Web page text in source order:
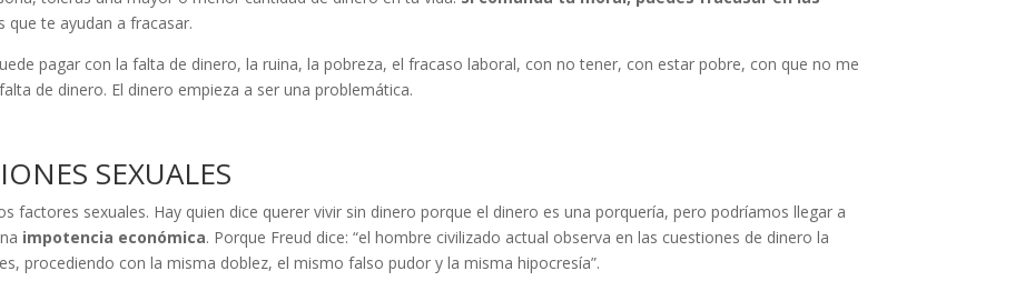
que te ayudan a fracasar.
pagar con la falta de dinero, la ruina, la pobreza, el fracaso laboral, con no tener, con estar pobre, con que no me
de dinero. El dinero empieza a ser una problemática.
SEXUALES
factores sexuales. Hay quien dice querer vivir sin dinero porque el dinero es una porquería, pero podríamos llegar a
impotencia económica. Porque Freud dice: “el hombre civilizado actual observa en las cuestiones de dinero la
procediendo con la misma doblez, el mismo falso pudor y la misma hipocresía”.